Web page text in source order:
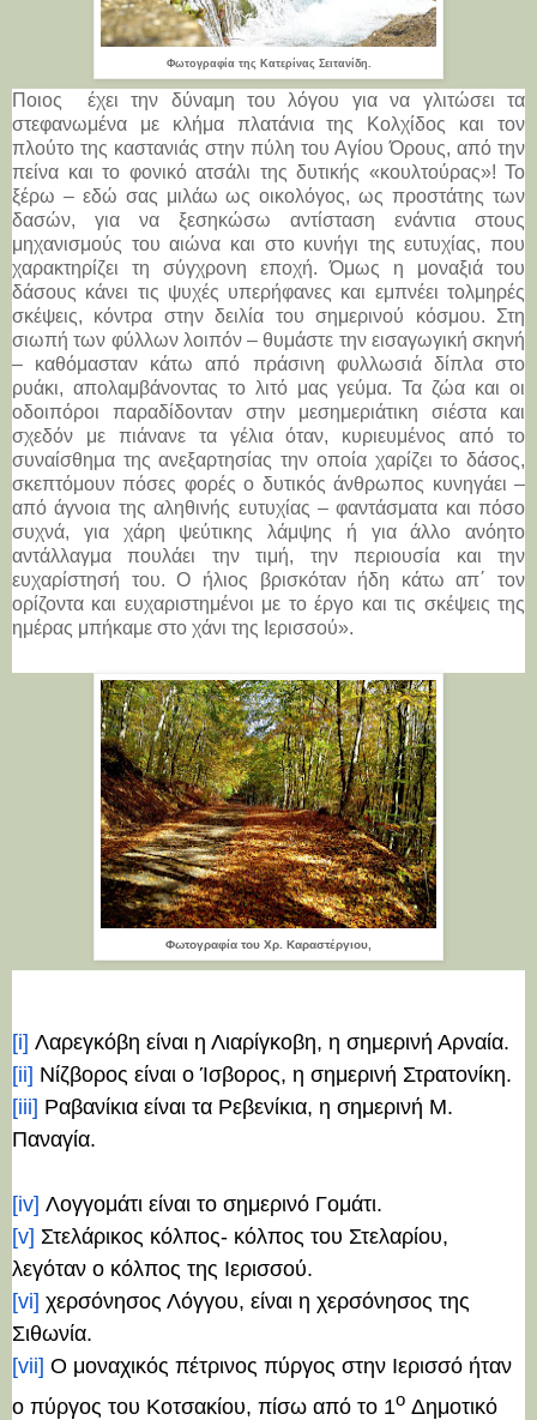
Φωτογραφία της Κατερίνας Σειτανίδη.
Ποιος έχει την δύναμη του λόγου για να γλιτώσει τα
στεφανωμένα με κλήμα πλατάνια της Κολχίδος και τον
πλούτο της καστανιάς στην πύλη του Αγίου Όρους, από την
πείνα και το φονικό ατσάλι της δυτικής «κουλτούρας»! Το
ξέρω – εδώ σας μιλάω ως οικολόγος, ως προστάτης των
δασών, για να ξεσηκώσω αντίσταση ενάντια στους
μηχανισμούς του αιώνα και στο κυνήγι της ευτυχίας, που
χαρακτηρίζει τη σύγχρονη εποχή. Όμως η μοναξιά του
δάσους κάνει τις ψυχές υπερήφανες και εμπνέει τολμηρές
σκέψεις, κόντρα στην δειλία του σημερινού κόσμου. Στη
σιωπή των φύλλων λοιπόν – θυμάστε την εισαγωγική σκηνή
– καθόμασταν κάτω από πράσινη φυλλωσιά δίπλα στο
ρυάκι, απολαμβάνοντας το λιτό μας γεύμα. Τα ζώα και οι
οδοιπόροι παραδίδονταν στην μεσημεριάτικη σιέστα και
σχεδόν με πιάνανε τα γέλια όταν, κυριευμένος από το
συναίσθημα της ανεξαρτησίας την οποία χαρίζει το δάσος,
σκεπτόμουν πόσες φορές ο δυτικός άνθρωπος κυνηγάει –
από άγνοια της αληθινής ευτυχίας – φαντάσματα και πόσο
συχνά, για χάρη ψεύτικης λάμψης ή για άλλο ανόητο
αντάλλαγμα πουλάει την τιμή, την περιουσία και την
ευχαρίστησή του. Ο ήλιος βρισκόταν ήδη κάτω απ΄ τον
ορίζοντα και ευχαριστημένοι με το έργο και τις σκέψεις της
ημέρας μπήκαμε στο χάνι της Ιερισσού».
Φωτογραφία του Χρ. Καραστέργιου,
[i] Λαρεγκόβη είναι η Λιαρίγκοβη, η σημερινή Αρναία.
[ii] Νίζβορος είναι ο Ίσβορος, η σημερινή Στρατονίκη.
[iii] Ραβανίκια είναι τα Ρεβενίκια, η σημερινή Μ.
Παναγία.
[iv] Λογγομάτι είναι το σημερινό Γομάτι.
[v] Στελάρικος κόλπος- κόλπος του Στελαρίου,
λεγόταν ο κόλπος της Ιερισσού.
[vi] χερσόνησος Λόγγου, είναι η χερσόνησος της
Σιθωνία.
[vii] Ο μοναχικός πέτρινος πύργος στην Ιερισσό ήταν
ο πύργος του Κοτσακίου, πίσω από το 1ο Δημοτικό